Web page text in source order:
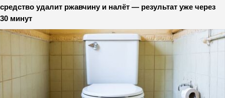
средство удалит ржавчину и налёт — результат уже через
30 минут